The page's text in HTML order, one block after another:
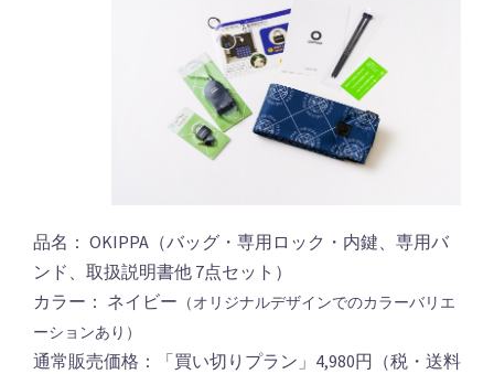
品名： OKIPPA（バッグ・専用ロック・内鍵、専用バ
ンド、取扱説明書他 7点セット）
カラー： ネイビー （オリジナルデザインでのカラーバリエ
ーションあり）
通常販売価格：「買い切りプラン」4,980円（税・送料